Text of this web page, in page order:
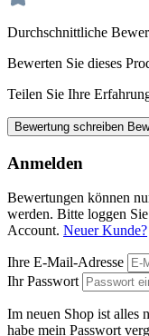
Durchschnittliche
Bewerten Sie dieses
Teilen Sie Ihre
Bewertung schreiben
Anmelden
Bewertungen können
werden. Bitte loggen
Account. Neuer Kunde?
Ihre E-Mail-Adresse
Ihr Passwort
Im neuen Shop ist alles
habe mein Passwort